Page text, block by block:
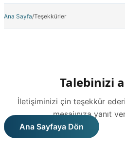
Ana Sayfa/Teşekkürler
Talebinizi
İletişiminizi çin teşekkür
mesajınıza yanıt
Ana Sayfaya Dön